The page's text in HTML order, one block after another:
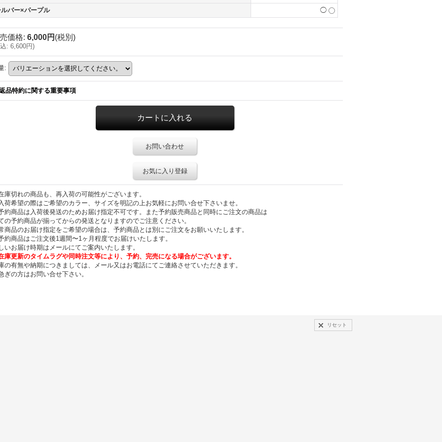
ルバー×パープル
◯
価格: 6,000円 (税別)
: 6,600円)
:
品特約に関する重要事項
お問い合わせ
お気に入り登録
庫切れの商品も、再入荷の可能性がございます。
荷希望の際はご希望のカラー、サイズを明記の上お気軽にお問い合せ下さいませ。
約商品は入荷後発送のためお届け指定不可です。また予約販売商品と同時にご注文の商品は
の予約商品が揃ってからの発送となりますのでご注意ください。
商品のお届け指定をご希望の場合は、予約商品とは別にご注文をお願いいたします。
約商品はご注文後1週間〜1ヶ月程度でお届けいたします。
いお届け時期はメールにてご案内いたします。
庫更新のタイムラグや同時注文等により、予約、完売になる場合がございます。
の有無や納期につきましては、メール又はお電話にてご連絡させていただきます。
ぎの方はお問い合せ下さい。
リセット